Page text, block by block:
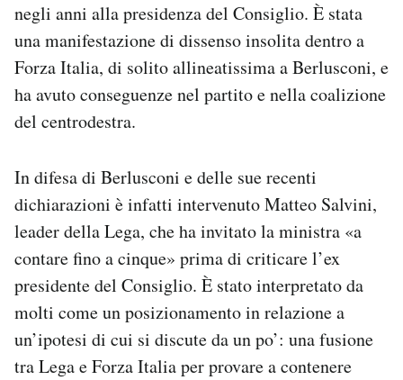
negli anni alla presidenza del Consiglio. È stata
una manifestazione di dissenso insolita dentro a
Forza Italia, di solito allineatissima a Berlusconi, e
ha avuto conseguenze nel partito e nella coalizione
del centrodestra.
In difesa di Berlusconi e delle sue recenti
dichiarazioni è infatti intervenuto Matteo Salvini,
leader della Lega, che ha invitato la ministra «a
contare fino a cinque» prima di criticare l’ex
presidente del Consiglio. È stato interpretato da
molti come un posizionamento in relazione a
un’ipotesi di cui si discute da un po’: una fusione
tra Lega e Forza Italia per provare a contenere